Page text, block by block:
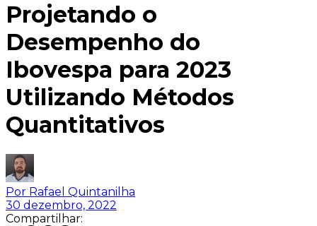
Projetando o
Desempenho do
Ibovespa para 2023
Utilizando Métodos
Quantitativos
Por Rafael Quintanilha
30 dezembro, 2022
Compartilhar: